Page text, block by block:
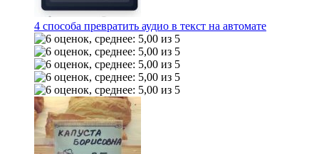
4 способа превратить аудио в текст на автомате